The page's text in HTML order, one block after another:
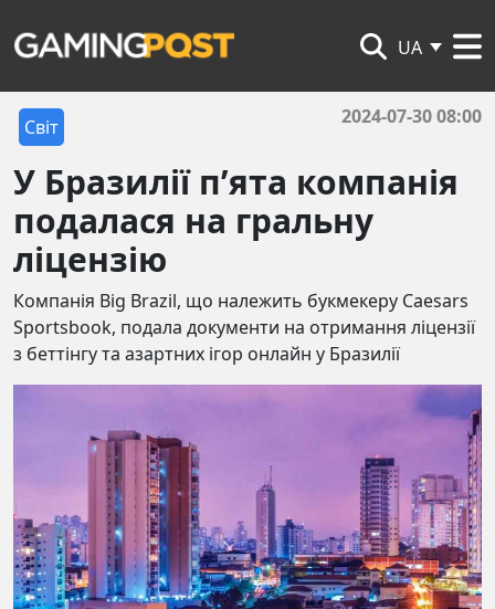
UA
Світ 2024-07-30 08:00
У Бразилії п’ята компанія
подалася на гральну
ліцензію
Компанія Big Brazil, що належить букмекеру Caesars
Sportsbook, подала документи на отримання ліцензії
з беттінгу та азартних ігор онлайн у Бразилії